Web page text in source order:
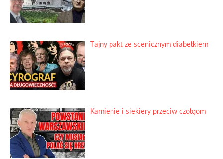
Tajny pakt ze scenicznym diabełkiem
Kamienie i siekiery przeciw czołgom